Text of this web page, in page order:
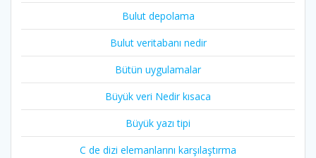
Bulut depolama
Bulut veritabanı nedir
Bütün uygulamalar
Büyük veri Nedir kısaca
Büyük yazı tipi
C de dizi elemanlarını karşılaştırma